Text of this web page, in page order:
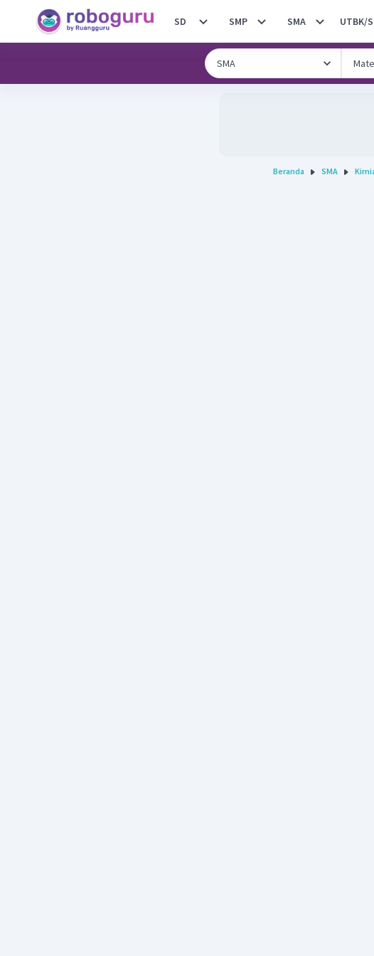
SD SMP SMA UTBK/
Beranda SMA